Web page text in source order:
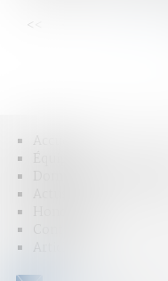
<<
Accueil
Articles